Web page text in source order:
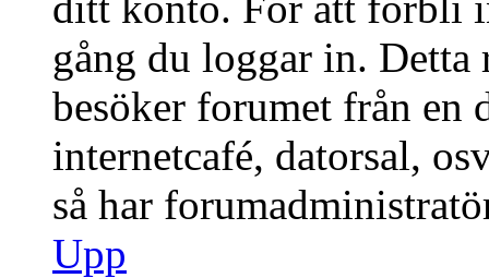
gång du loggar in. Detta
besöker forumet från en
internetcafé, datorsal,
så har
Upp